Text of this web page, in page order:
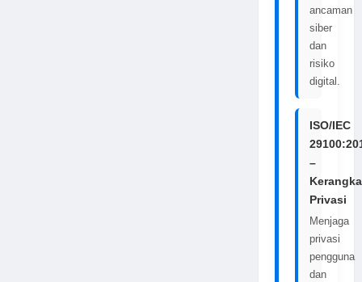
ancaman
siber
dan
risiko
digital.
ISO/IEC
–
Kerangka
Privasi
Menjaga
privasi
pengguna
dan